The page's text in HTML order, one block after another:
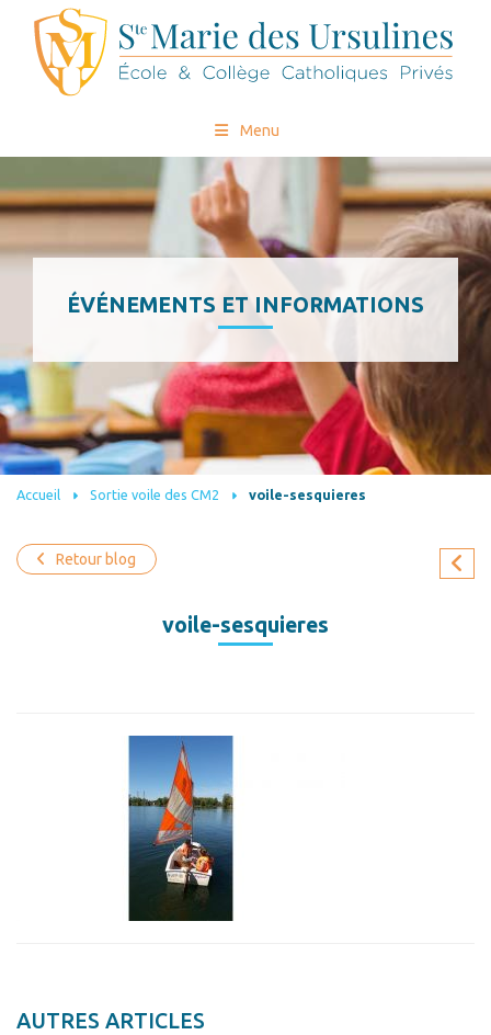
Menu
ÉVÉNEMENTS ET INFORMATIONS
Accueil Sortie voile des CM2 voile-sesquieres
Retour blog
voile-sesquieres
AUTRES ARTICLES